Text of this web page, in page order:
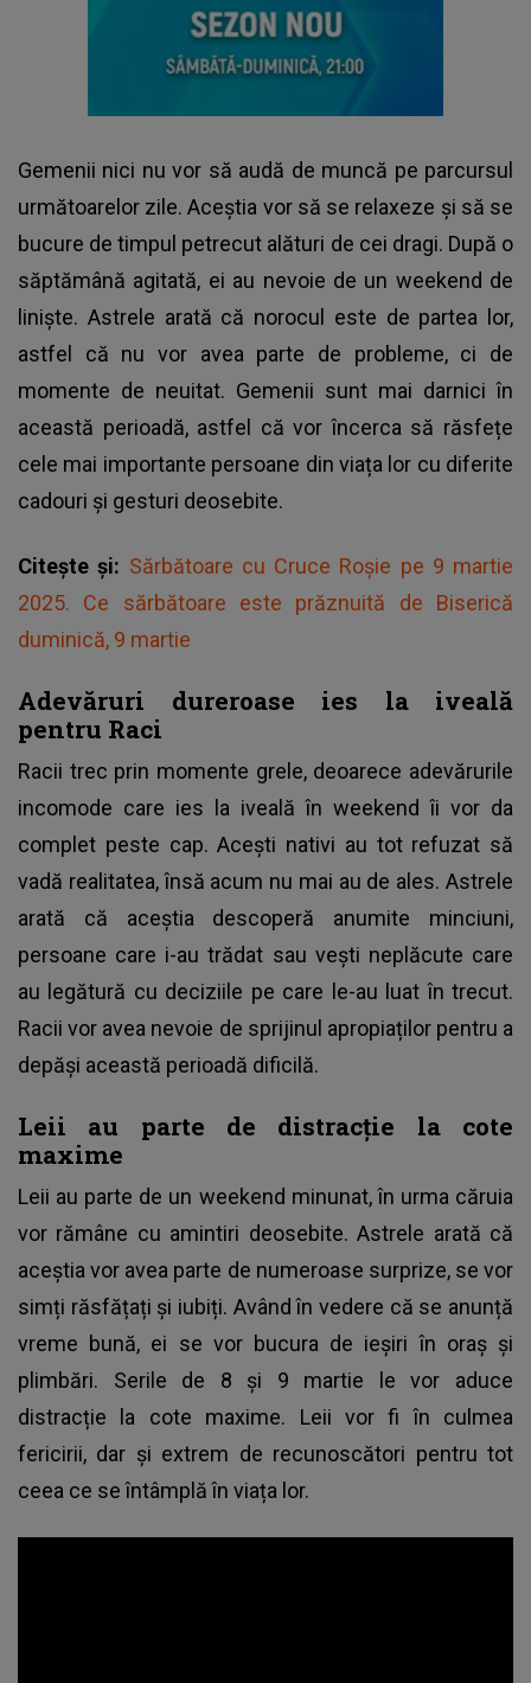
Gemenii nici nu vor să audă de muncă pe parcursul
următoarelor zile. Aceștia vor să se relaxeze și să se
bucure de timpul petrecut alături de cei dragi. După o
săptămână agitată, ei au nevoie de un weekend de
liniște. Astrele arată că norocul este de partea lor,
astfel că nu vor avea parte de probleme, ci de
momente de neuitat. Gemenii sunt mai darnici în
această perioadă, astfel că vor încerca să răsfețe
cele mai importante persoane din viața lor cu diferite
cadouri și gesturi deosebite.
Citește și: Sărbătoare cu Cruce Roșie pe 9 martie
2025. Ce sărbătoare este prăznuită de Biserică
duminică, 9 martie
Adevăruri dureroase ies la iveală
pentru Raci
Racii trec prin momente grele, deoarece adevărurile
incomode care ies la iveală în weekend îi vor da
complet peste cap. Acești nativi au tot refuzat să
vadă realitatea, însă acum nu mai au de ales. Astrele
arată că aceștia descoperă anumite minciuni,
persoane care i-au trădat sau vești neplăcute care
au legătură cu deciziile pe care le-au luat în trecut.
Racii vor avea nevoie de sprijinul apropiaților pentru a
depăși această perioadă dificilă.
Leii au parte de distracție la cote
maxime
Leii au parte de un weekend minunat, în urma căruia
vor rămâne cu amintiri deosebite. Astrele arată că
aceștia vor avea parte de numeroase surprize, se vor
simți răsfățați și iubiți. Având în vedere că se anunță
vreme bună, ei se vor bucura de ieșiri în oraș și
plimbări. Serile de 8 și 9 martie le vor aduce
distracție la cote maxime. Leii vor fi în culmea
fericirii, dar și extrem de recunoscători pentru tot
ceea ce se întâmplă în viața lor.